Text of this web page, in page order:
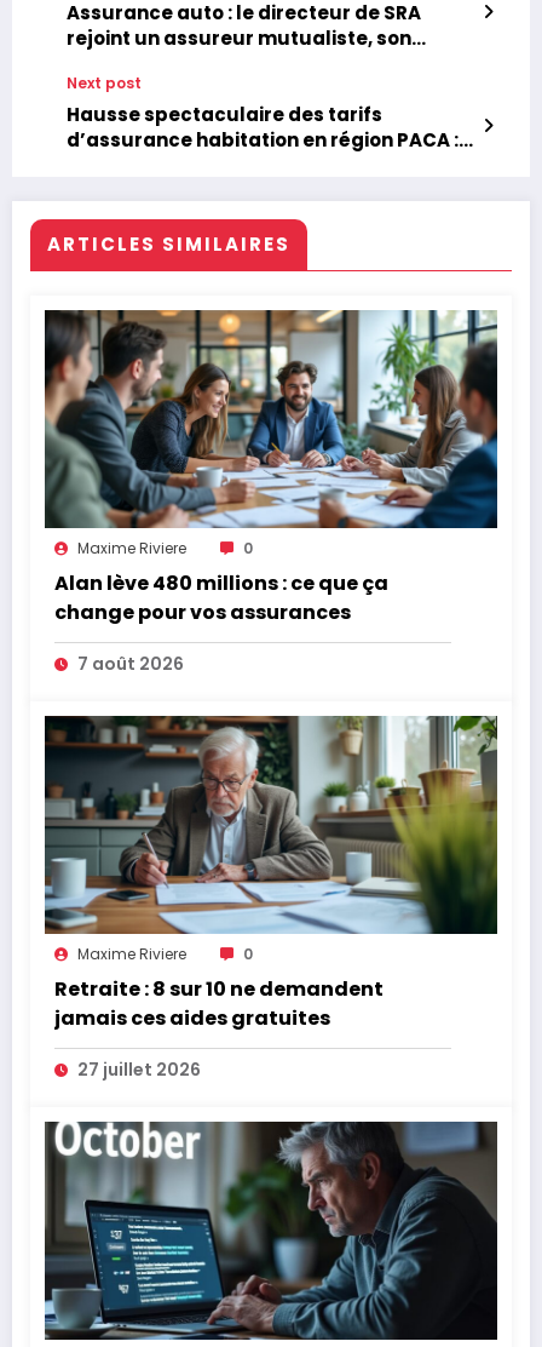
Assurance auto : le directeur de SRA
rejoint un assureur mutualiste, son
Next post
Hausse spectaculaire des tarifs
d’assurance habitation en région PACA :
ARTICLES SIMILAIRES
Maxime Riviere 0
Alan lève 480 millions : ce que ça
change pour vos assurances
7 août 2026
Maxime Riviere 0
Retraite : 8 sur 10 ne demandent
jamais ces aides gratuites
27 juillet 2026